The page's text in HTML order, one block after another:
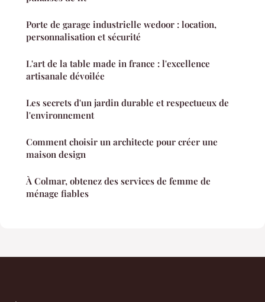
Porte de garage industrielle wedoor : location,
personnalisation et sécurité
L'art de la table made in france : l'excellence
artisanale dévoilée
Les secrets d'un jardin durable et respectueux de
l'environnement
Comment choisir un architecte pour créer une
maison design
À Colmar, obtenez des services de femme de
ménage fiables